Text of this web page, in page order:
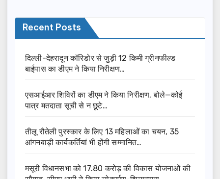
Recent Posts
दिल्ली-देहरादून कॉरिडोर से जुड़ी 12 किमी ग्रीनफील्ड
बाईपास का डीएम ने किया निरीक्षण…
एसआईआर शिविरों का डीएम ने किया निरीक्षण, बोले—कोई
पात्र मतदाता सूची से न छूटे…
तीलू रौतेली पुरस्कार के लिए 13 महिलाओं का चयन, 35
आंगनबाड़ी कार्यकर्तियां भी होंगी सम्मानित…
मसूरी विधानसभा को 17.80 करोड़ की विकास योजनाओं की